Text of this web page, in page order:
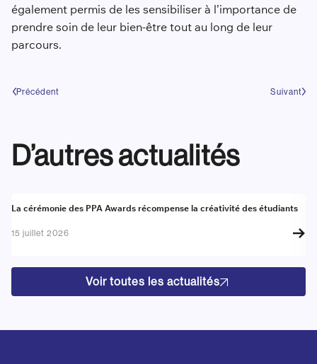
également permis de les sensibiliser à l’importance de
prendre soin de leur bien-être tout au long de leur
parcours.
Précédent Suivant
D’autres actualités
Actualité
La cérémonie des PPA Awards récompense la créativité des étudiants
15 juillet 2026
Voir toutes les actualités